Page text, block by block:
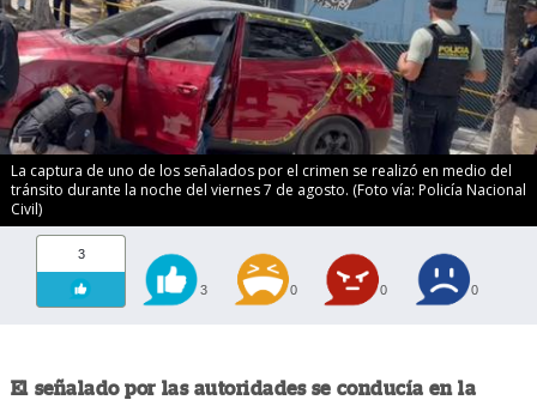
La captura de uno de los señalados por el crimen se realizó en medio del
tránsito durante la noche del viernes 7 de agosto. (Foto vía: Policía Nacional
Civil)
3
3 0 0 0
El señalado por las autoridades se conducía en la